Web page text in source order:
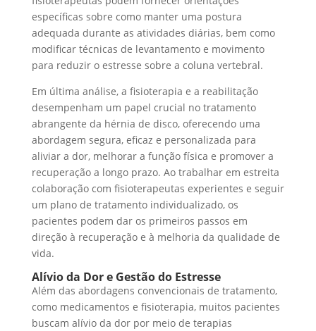
específicas sobre como manter uma postura
adequada durante as atividades diárias, bem como
modificar técnicas de levantamento e movimento
para reduzir o estresse sobre a coluna vertebral.
Em última análise, a fisioterapia e a reabilitação
desempenham um papel crucial no tratamento
abrangente da hérnia de disco, oferecendo uma
abordagem segura, eficaz e personalizada para
aliviar a dor, melhorar a função física e promover a
recuperação a longo prazo. Ao trabalhar em estreita
colaboração com fisioterapeutas experientes e seguir
um plano de tratamento individualizado, os
pacientes podem dar os primeiros passos em
direção à recuperação e à melhoria da qualidade de
vida.
Alívio da Dor e Gestão do Estresse
Além das abordagens convencionais de tratamento,
como medicamentos e fisioterapia, muitos pacientes
buscam alívio da dor por meio de terapias